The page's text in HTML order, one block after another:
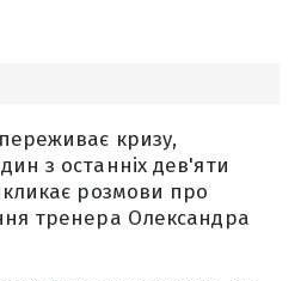
кризу,
з останніх дев'яти
розмови про
тренера Олександра